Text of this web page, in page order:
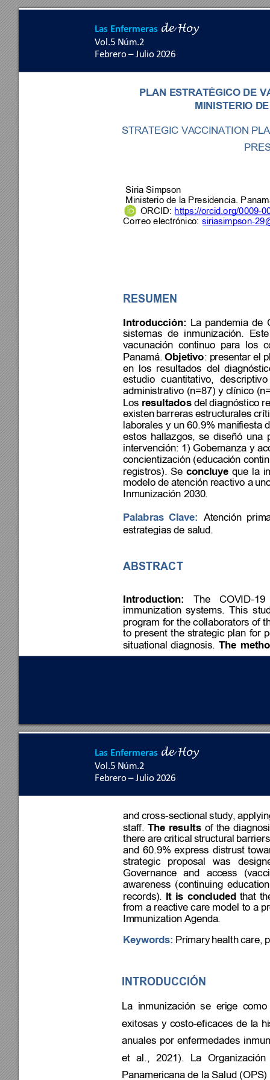
Las Enfermeras de Hoy
Vol.5 Núm. 2
Febrero – Julio 2026
PLAN ESTRATÉGICO DE
MINISTERIO D
STRATEGIC VACCINATION PLA
Siria Simpson
Ministerio de la Presidencia
ORCID: https://orcid.org/0009-
Correo electrónico: siriasimpson-2
RESUMEN
Introducción: La pandemia de
sistemas de inmunización.
vacunación continuo para los
Panamá. Objetivo: presentar el
en los resultados del
estudio cuantitativo,
descriptivo
administrativo (n=87) y clínico
Los resultados del diagnóstico
existen barreras estructurales
laborales y un 60.9% manifiesta
estos hallazgos, se diseñó una
intervención: 1) Gobernanza y
concientización (educación
registros). Se concluye que la
modelo de atención reactivo a
Inmunización 2030.
Palabras Clave: Atención
estrategias de salud.
ABSTRACT
Introduction: The
COVID-19
immunization systems. This
program for the collaborators of
to present the strategic plan for
situational diagnosis. The
Las Enfermeras de Hoy
Vol.5 Núm. 2
Febrero – Julio 2026
and cross-sectional study,
staff. The results of the
there are critical structural
and 60.9% express distrust t
strategic
proposal was
Governance
and access
awareness (continuing
records). It is concluded that
from a reactive care model to a
Immunization Agenda.
Keywords: Primary health care,
INTRODUCCIÓN
La inmunización se erige como
exitosas y costo-eficaces de la
anuales por enfermedades
et al., 2021). La Organización
Panamericana de la Salud (OPS)